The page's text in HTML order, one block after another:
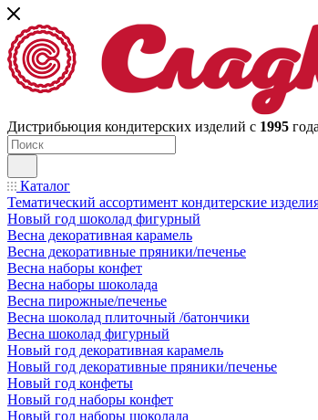
Дистрибьюция кондитерских изделий с 1995 года
Каталог
Тематический ассортимент кондитерские
Новый год шоколад фигурный
Весна декоративная карамель
Весна декоративные пряники/печенье
Весна наборы конфет
Весна наборы шоколада
Весна пирожные/печенье
Весна шоколад плиточный /батончики
Весна шоколад фигурный
Новый год декоративная карамель
Новый год декоративные пряники/печенье
Новый год конфеты
Новый год наборы конфет
Новый год наборы шоколада